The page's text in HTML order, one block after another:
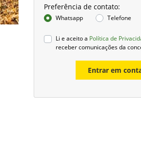
Preferência de contato:
Whatsapp Telefone
Li e aceito a Política de
receber comunicações da
Entrar em